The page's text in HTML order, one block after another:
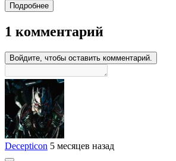
Подробнее
1 комментарий
Войдите, чтобы оставить комментарий.
Decepticon 5 месяцев назад